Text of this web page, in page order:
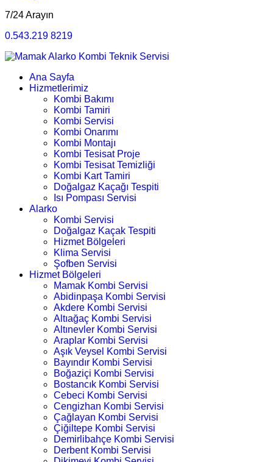
7/24 Arayın
0.543.219 8219
Ana Sayfa
Hizmetlerimiz
Kombi Bakımı
Kombi Tamiri
Kombi Servisi
Kombi Onarımı
Kombi Montajı
Kombi Tesisat Proje
Kombi Tesisat Temizliği
Kombi Kart Tamiri
Doğalgaz Kaçağı Tespiti
Isı Pompası Servisi
Alarko
Kombi Servisi
Doğalgaz Kaçak Tespiti
Hizmet Bölgeleri
Klima Servisi
Şofben Servisi
Hizmet Bölgeleri
Mamak Kombi Servisi
Abidinpaşa Kombi Servisi
Akdere Kombi Servisi
Altıağaç Kombi Servisi
Altınevler Kombi Servisi
Araplar Kombi Servisi
Aşık Veysel Kombi Servisi
Bayındır Kombi Servisi
Boğaziçi Kombi Servisi
Bostancık Kombi Servisi
Cebeci Kombi Servisi
Cengizhan Kombi Servisi
Çağlayan Kombi Servisi
Çiğiltepe Kombi Servisi
Demirlibahçe Kombi Servisi
Derbent Kombi Servisi